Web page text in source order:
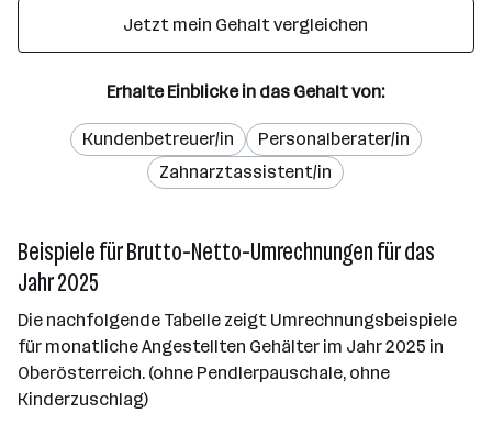
Jetzt mein Gehalt vergleichen
Erhalte Einblicke in das Gehalt von:
Kundenbetreuer/in
Personalberater/in
Zahnarztassistent/in
Beispiele für Brutto-Netto-Umrechnungen für das
Jahr 2025
Die nachfolgende Tabelle zeigt Umrechnungsbeispiele
für monatliche Angestellten Gehälter im Jahr 2025 in
Oberösterreich. (ohne Pendlerpauschale, ohne
Kinderzuschlag)